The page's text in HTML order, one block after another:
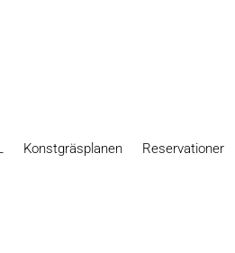
Konstgräsplanen Reservationer